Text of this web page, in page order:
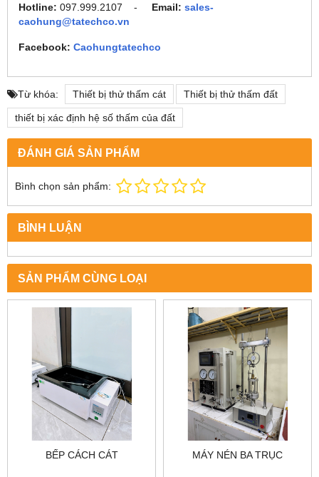
Hotline: 097.999.2107 - Email: sales-
caohung@tatechco.vn
Facebook: Caohungtatechco
Từ khóa: Thiết bị thử thấm cát Thiết bị thử thấm đất
thiết bị xác định hệ số thấm của đất
ĐÁNH GIÁ SẢN PHẨM
Bình chọn sản phẩm:
BÌNH LUẬN
SẢN PHẨM CÙNG LOẠI
BẾP CÁCH CÁT MÁY NÉN BA TRỤC